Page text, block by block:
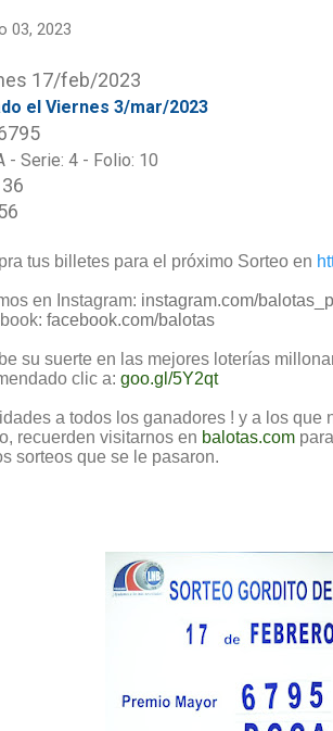
03, 2023
17/feb/2023
el Viernes 3/mar/2023
- Serie: 4 - Folio: 10
tus billetes para el próximo Sorteo en
en Instagram: instagram.com/
facebook.com/balotas
su suerte en las mejores loterías
clic a: goo.gl/5Y2qt
a todos los ganadores ! y a los
recuerden visitarnos en balotas.com
sorteos que se le pasaron.